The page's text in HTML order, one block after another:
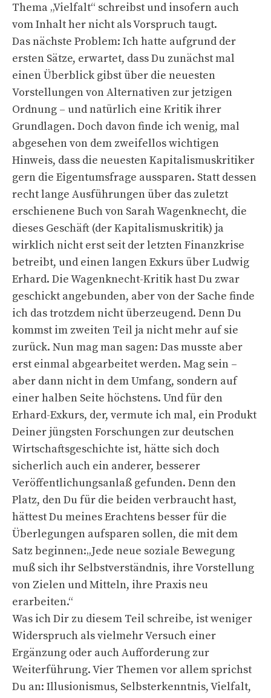
Thema „Vielfalt“ schreibst und insofern auch
vom Inhalt her nicht als Vorspruch taugt.
Das nächste Problem: Ich hatte aufgrund der
ersten Sätze, erwartet, dass Du zunächst mal
einen Überblick gibst über die neuesten
Vorstellungen von Alternativen zur jetzigen
Ordnung – und natürlich eine Kritik ihrer
Grundlagen. Doch davon finde ich wenig, mal
abgesehen von dem zweifellos wichtigen
Hinweis, dass die neuesten Kapitalismuskritiker
gern die Eigentumsfrage aussparen. Statt dessen
recht lange Ausführungen über das zuletzt
erschienene Buch von Sarah Wagenknecht, die
dieses Geschäft (der Kapitalismuskritik) ja
wirklich nicht erst seit der letzten Finanzkrise
betreibt, und einen langen Exkurs über Ludwig
Erhard. Die Wagenknecht-Kritik hast Du zwar
geschickt angebunden, aber von der Sache finde
ich das trotzdem nicht überzeugend. Denn Du
kommst im zweiten Teil ja nicht mehr auf sie
zurück. Nun mag man sagen: Das musste aber
erst einmal abgearbeitet werden. Mag sein –
aber dann nicht in dem Umfang, sondern auf
einer halben Seite höchstens. Und für den
Erhard-Exkurs, der, vermute ich mal, ein Produkt
Deiner jüngsten Forschungen zur deutschen
Wirtschaftsgeschichte ist, hätte sich doch
sicherlich auch ein anderer, besserer
Veröffentlichungsanlaß gefunden. Denn den
Platz, den Du für die beiden verbraucht hast,
hättest Du meines Erachtens besser für die
Überlegungen aufsparen sollen, die mit dem
Satz beginnen:„Jede neue soziale Bewegung
muß sich ihr Selbstverständnis, ihre Vorstellung
von Zielen und Mitteln, ihre Praxis neu
erarbeiten.“
Was ich Dir zu diesem Teil schreibe, ist weniger
Widerspruch als vielmehr Versuch einer
Ergänzung oder auch Aufforderung zur
Weiterführung. Vier Themen vor allem sprichst
Du an: Illusionismus, Selbsterkenntnis, Vielfalt,